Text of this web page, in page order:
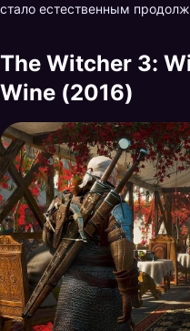
стало естественным
The Witcher 3:
Wine (2016)